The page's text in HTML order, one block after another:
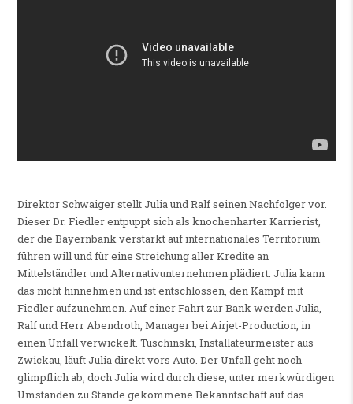
Direktor Schwaiger stellt Julia und Ralf seinen Nachfolger vor.
Dieser Dr. Fiedler entpuppt sich als knochenharter Karrierist,
der die Bayernbank verstärkt auf internationales Territorium
führen will und für eine Streichung aller Kredite an
Mittelständler und Alternativunternehmen plädiert. Julia kann
das nicht hinnehmen und ist entschlossen, den Kampf mit
Fiedler aufzunehmen. Auf einer Fahrt zur Bank werden Julia,
Ralf und Herr Abendroth, Manager bei Airjet-Production, in
einen Unfall verwickelt. Tuschinski, Installateurmeister aus
Zwickau, läuft Julia direkt vors Auto. Der Unfall geht noch
glimpflich ab, doch Julia wird durch diese, unter merkwürdigen
Umständen zu Stande gekommene Bekanntschaft auf das